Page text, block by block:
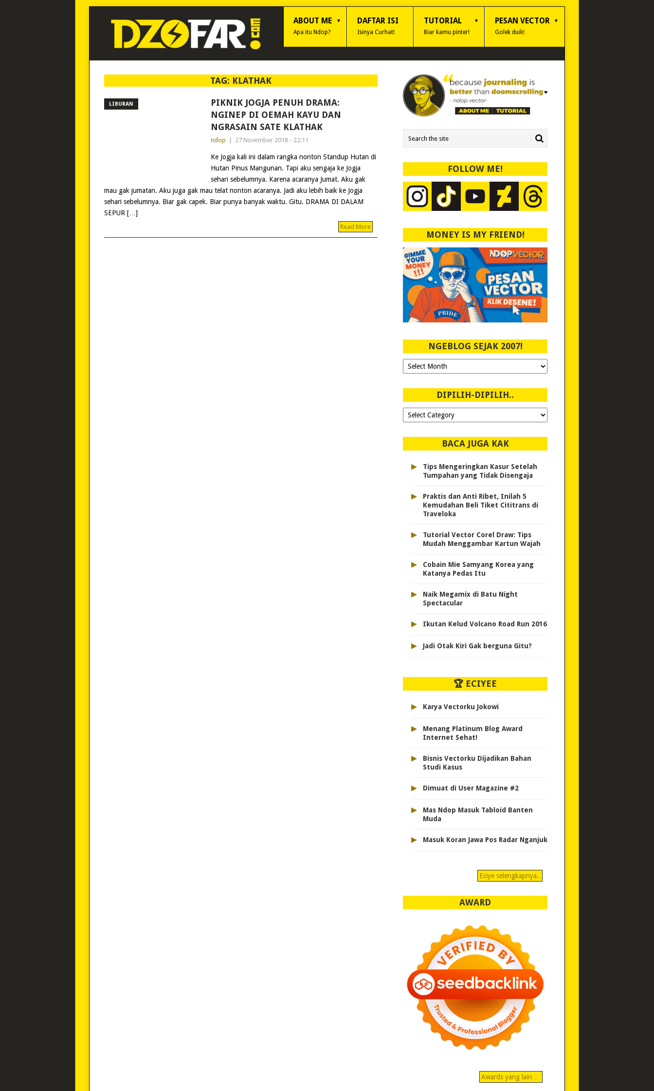
ABOUT ME
Apa itu Ndop?
DAFTAR ISI
Isinya Curhat!
TUTORIAL
Biar kamu pinter!
PESAN VECTOR
Golek duik!
TAG: KLATHAK
LIBURAN
PIKNIK JOGJA PENUH DRAMA:
NGINEP DI OEMAH KAYU DAN
NGRASAIN SATE KLATHAK
ndop 27 November 2018 - 22:11
Ke Jogja kali ini dalam rangka nonton Standup Hutan di
Hutan Pinus Mangunan. Tapi aku sengaja ke Jogja
sehari sebelumnya. Karena acaranya Jumat. Aku gak
mau gak jumatan. Aku juga gak mau telat nonton acaranya. Jadi aku lebih baik ke Jogja
sehari sebelumnya. Biar gak capek. Biar punya banyak waktu. Gitu. DRAMA DI DALAM
SEPUR […]
Read More
FOLLOW ME!
MONEY IS MY FRIEND!
NGEBLOG SEJAK 2007!
Ngeblog
Sejak
DIPILIH-DIPILIH..
Dipilih-
dipilih..
BACA JUGA KAK
▸
Tips Mengeringkan Kasur Setelah
Tumpahan yang Tidak Disengaja
▸
Praktis dan Anti Ribet, Inilah 5
Kemudahan Beli Tiket Cititrans di
Traveloka
▸
Tutorial Vector Corel Draw: Tips
Mudah Menggambar Kartun Wajah
▸
Cobain Mie Samyang Korea yang
Katanya Pedas Itu
▸
Naik Megamix di Batu Night
Spectacular
▸ Ikutan Kelud Volcano Road Run 2016
▸ Jadi Otak Kiri Gak berguna Gitu?
🏆 ECIYEE
▸ Karya Vectorku Jokowi
▸
Menang Platinum Blog Award
Internet Sehat!
▸
Bisnis Vectorku Dijadikan Bahan
Studi Kasus
▸ Dimuat di User Magazine #2
▸
Mas Ndop Masuk Tabloid Banten
Muda
▸ Masuk Koran Jawa Pos Radar Nganjuk
Eciye selengkapnya..
AWARD
Awards yang lain…